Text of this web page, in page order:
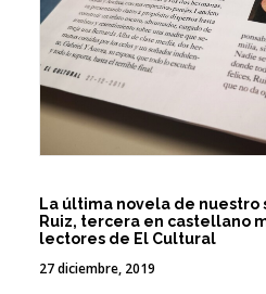
La última novela de
Ruiz, tercera en castellano
lectores de El Cultural
27 diciembre, 2019